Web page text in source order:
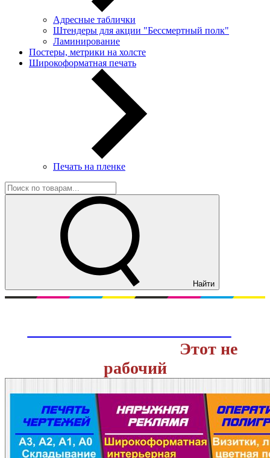
Адресные таблички
Штендеры для акции "Бессмертный полк"
Ламинирование
Постеры, метрики на холсте
Широкоформатная печать
Печать на пленке
Найти
Этот не
рабочий